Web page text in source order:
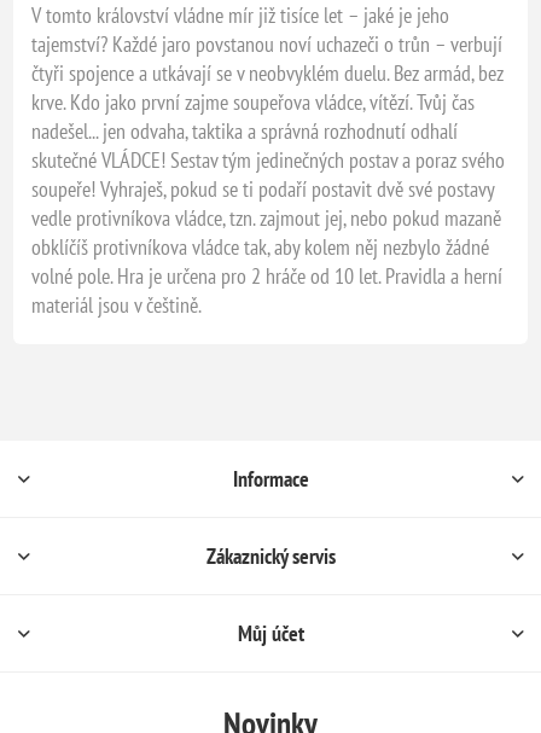
V tomto království vládne mír již tisíce let – jaké je jeho
tajemství? Každé jaro povstanou noví uchazeči o trůn – verbují
čtyři spojence a utkávají se v neobvyklém duelu. Bez armád, bez
krve. Kdo jako první zajme soupeřova vládce, vítězí. Tvůj čas
nadešel... jen odvaha, taktika a správná rozhodnutí odhalí
skutečné VLÁDCE! Sestav tým jedinečných postav a poraz svého
soupeře! Vyhraješ, pokud se ti podaří postavit dvě své postavy
vedle protivníkova vládce, tzn. zajmout jej, nebo pokud mazaně
obklíčíš protivníkova vládce tak, aby kolem něj nezbylo žádné
volné pole. Hra je určena pro 2 hráče od 10 let. Pravidla a herní
materiál jsou v češtině.
Informace
Zákaznický servis
Můj účet
Novinky